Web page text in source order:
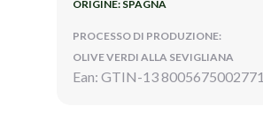
ORIGINE: SPAGNA
PROCESSO DI PRODUZIONE:
OLIVE VERDI ALLA SEVIGLIANA
Ean: GTIN-13 8005675002771